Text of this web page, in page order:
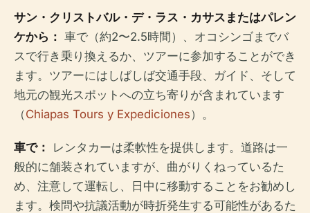
サン・クリストバル・デ・ラス・カサスまたはパレン
ケから： 車で（約2〜2.5時間）、オコシンゴまでバ
スで行き乗り換えるか、ツアーに参加することができ
ます。ツアーにはしばしば交通手段、ガイド、そして
地元の観光スポットへの立ち寄りが含まれています
（Chiapas Tours y Expediciones）。
車で：
レンタカーは柔軟性を提供します。道路は一
般的に舗装されていますが、曲がりくねっているた
め、注意して運転し、日中に移動することをお勧めし
ます。検問や抗議活動が時折発生する可能性があるた